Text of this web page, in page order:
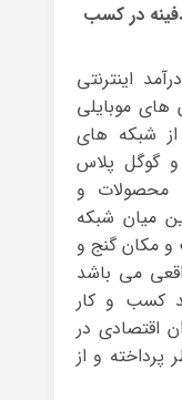
در کسب
اینترنتی
موبایلی
شبکه های
و گوگل پلاس
محصولات و
میان شبکه
و مکان گنج و
می باشد
کسب و کار
اقتصادی در
پرداخته و از